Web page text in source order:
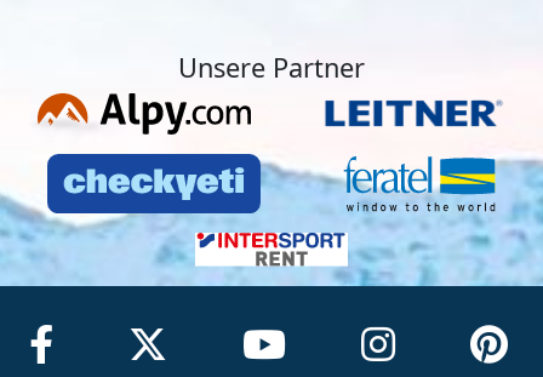
Unsere Partner